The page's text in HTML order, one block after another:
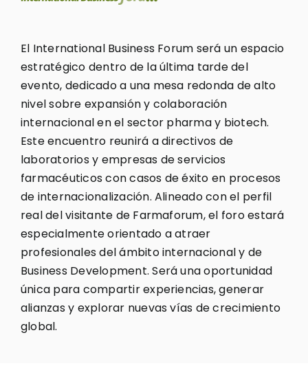
El International Business Forum será un espacio
estratégico dentro de la última tarde del
evento, dedicado a una mesa redonda de alto
nivel sobre expansión y colaboración
internacional en el sector pharma y biotech.
Este encuentro reunirá a directivos de
laboratorios y empresas de servicios
farmacéuticos con casos de éxito en procesos
de internacionalización. Alineado con el perfil
real del visitante de Farmaforum, el foro estará
especialmente orientado a atraer
profesionales del ámbito internacional y de
Business Development. Será una oportunidad
única para compartir experiencias, generar
alianzas y explorar nuevas vías de crecimiento
global.